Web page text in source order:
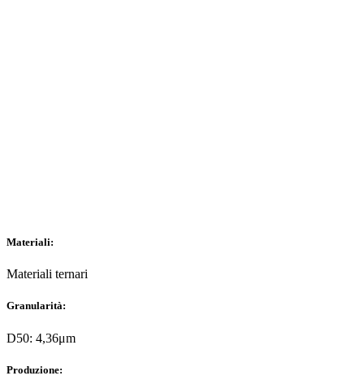
Materiali:
Materiali ternari
Granularità:
D50: 4,36μm
Produzione: